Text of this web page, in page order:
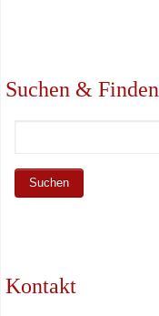
Suchen & Finden
Kontakt